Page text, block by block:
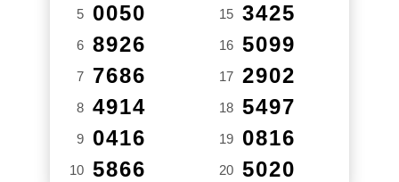
5 0050
6 8926
7 7686
8 4914
9 0416
10 5866
15 3425
16 5099
17 2902
18 5497
19 0816
20 5020